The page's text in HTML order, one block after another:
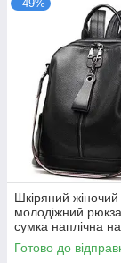
–49%
Шкіряний жіночий
молодіжний
сумка наплічна
день чорна
міський стиль
Готово до